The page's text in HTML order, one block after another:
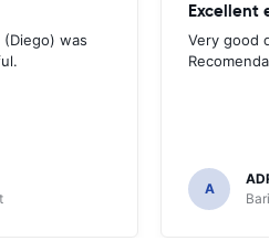
was
Excellent
Very good
A